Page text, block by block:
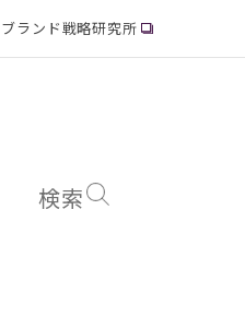
ランド戦略研究所
検索